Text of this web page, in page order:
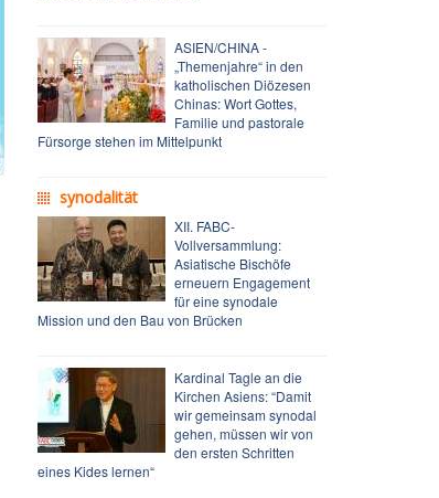
ASIEN/CHINA -
„Themenjahre“ in den
katholischen Diözesen
Chinas: Wort Gottes,
Familie und pastorale
Fürsorge stehen im Mittelpunkt
synodalität
XII. FABC-
Vollversammlung:
Asiatische Bischöfe
erneuern Engagement
für eine synodale
Mission und den Bau von Brücken
Kardinal Tagle an die
Kirchen Asiens: “Damit
wir gemeinsam synodal
gehen, müssen wir von
den ersten Schritten
eines Kides lernen“